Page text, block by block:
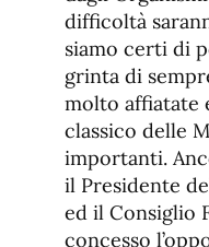
difficoltà
siamo certi di
grinta di
molto affiatate
classico delle
importanti.
il Presidente
ed il Consiglio
concesso